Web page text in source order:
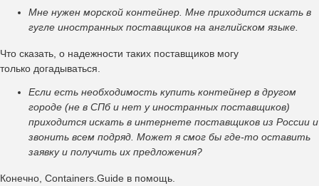
Мне нужен морской контейнер. Мне приходится искать в
гугле иностранных поставщиков на английском языке.
Что сказать, о надежности таких поставщиков могу
только догадываться.
Если есть необходимость купить контейнер в другом
городе (не в СПб и нет у иностранных поставщиков)
приходится искать в интернете поставщиков из России и
звонить всем подряд. Может я смог бы где-то оставить
заявку и получить их предложения?
Конечно, Containers.Guide в помощь.